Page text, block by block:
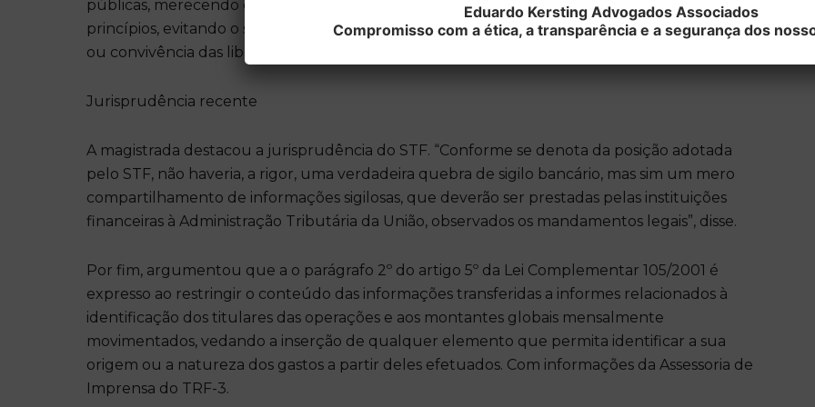
públicas, merecendo cuidadosa interpretação, de forma a coordenar e harmonizar os
princípios, evitando o sacrifício total de uns em relação aos outros (princípio da relatividade
ou convivência das liberdades públicas)”.
Jurisprudência recente
A magistrada destacou a jurisprudência do STF. “Conforme se denota da posição adotada
pelo STF, não haveria, a rigor, uma verdadeira quebra de sigilo bancário, mas sim um mero
compartilhamento de informações sigilosas, que deverão ser prestadas pelas instituições
financeiras à Administração Tributária da União, observados os mandamentos legais”, disse.
Por fim, argumentou que a o parágrafo 2º do artigo 5º da Lei Complementar 105/2001 é
expresso ao restringir o conteúdo das informações transferidas a informes relacionados à
identificação dos titulares das operações e aos montantes globais mensalmente
movimentados, vedando a inserção de qualquer elemento que permita identificar a sua
origem ou a natureza dos gastos a partir deles efetuados. Com informações da Assessoria de
Imprensa do TRF-3.
Eduardo Kersting Advogados Associados
Compromisso com a ética, a transparência e a segurança dos